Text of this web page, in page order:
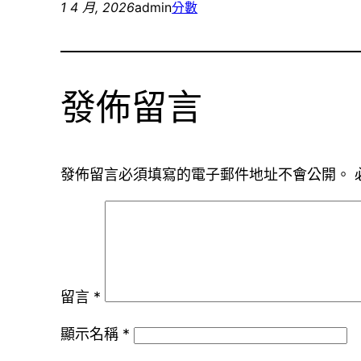
1 4 月, 2026admin分數
發佈留言
發佈留言必須填寫的電子郵件地址不會公開。
留言 *
顯示名稱 *